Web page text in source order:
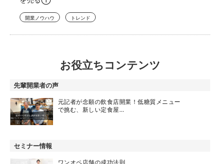
開業ノウハウ トレンド
お役立ちコンテンツ
先輩開業者の声
元記者が念願の飲食店開業！低糖質メニュー
で挑む、新しい定食屋…
セミナー情報
ワンオペ店舗の成功法則